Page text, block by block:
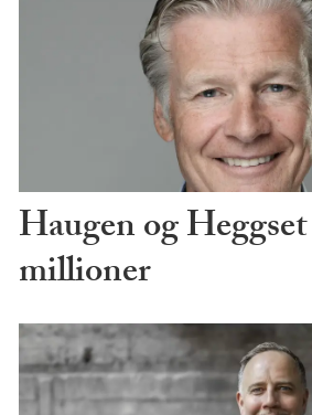
Haugen og
millioner